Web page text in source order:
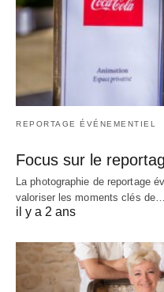
REPORTAGE ÉVÉNEMENTIEL
Focus sur le
La photographie de reportage
valoriser les moments clés de…
il y a 2 ans